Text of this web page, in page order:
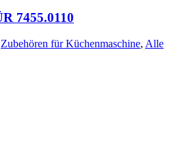
7455.0110
Zubehören für Küchenmaschine, Alle